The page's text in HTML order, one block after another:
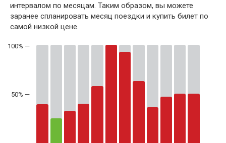
интервалом по месяцам. Таким образом, вы можете
заранее спланировать месяц поездки и купить билет по
самой низкой цене.
50% —